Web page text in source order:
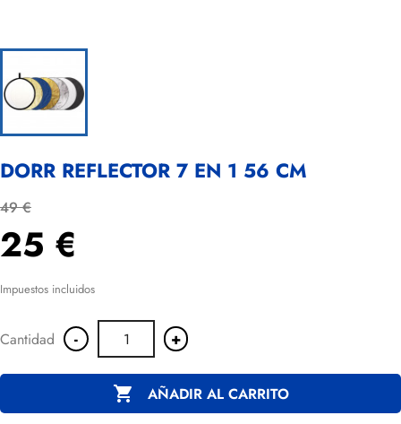
DORR REFLECTOR 7 EN 1 56 CM
49 €
25 €
Impuestos incluidos
Cantidad - +
 AÑADIR AL CARRITO